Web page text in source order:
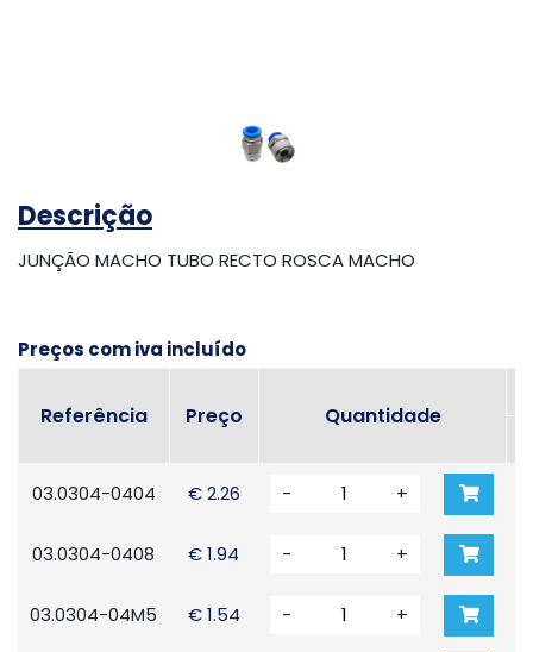
Descrição
JUNÇÃO MACHO TUBO RECTO ROSCA MACHO
Preços com iva incluído
Referência Preço Quantidade
03.0304-0404 € 2.26 - +
03.0304-0408 € 1.94 - +
03.0304-04M5 € 1.54 - +